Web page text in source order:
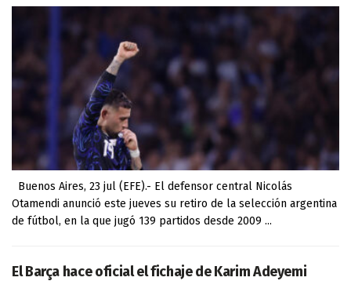
Buenos Aires, 23 jul (EFE).- El defensor central Nicolás
Otamendi anunció este jueves su retiro de la selección argentina
de fútbol, en la que jugó 139 partidos desde 2009 ...
El Barça hace oficial el fichaje de Karim Adeyemi